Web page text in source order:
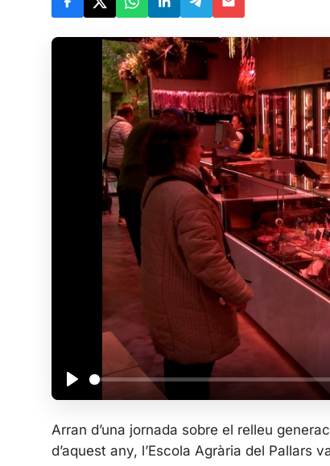
P
a
y
Arran d’una jornada sobre el relleu
d’aquest any, l’Escola Agrària del